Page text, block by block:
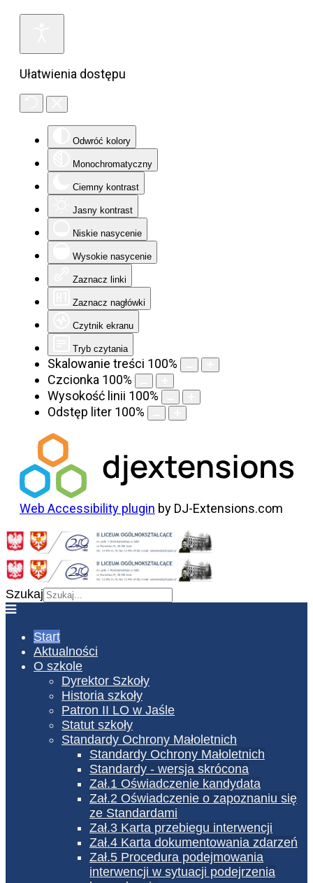
Ułatwienia dostępu
Odwróć kolory
Monochromatyczny
Ciemny kontrast
Jasny kontrast
Niskie nasycenie
Wysokie nasycenie
Zaznacz linki
Zaznacz nagłówki
Czytnik ekranu
Tryb czytania
Skalowanie treści 100%
Czcionka 100%
Wysokość linii 100%
Odstęp liter 100%
Web Accessibility plugin by DJ-Extensions.com
Szukaj
Start
Aktualności
O szkole
Dyrektor Szkoły
Historia szkoły
Patron II LO w Jaśle
Statut szkoły
Standardy Ochrony Małoletnich
Standardy Ochrony Małoletnich
Standardy - wersja skrócona
Zał.1 Oświadczenie kandydata
Zał.2 Oświadczenie o zapoznaniu się
ze Standardami
Zał.3 Karta przebiegu interwencji
Zał.4 Karta dokumentowania zdarzeń
Zał.5 Procedura podejmowania
interwencji w sytuacji podejrzenia